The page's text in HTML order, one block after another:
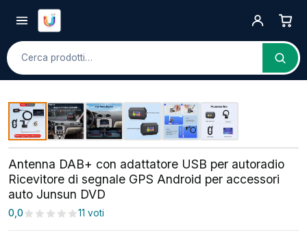
Cerca
Antenna DAB+ con adattatore USB per autoradio
Ricevitore di segnale GPS Android per accessori
auto Junsun DVD
0,0 11 voti